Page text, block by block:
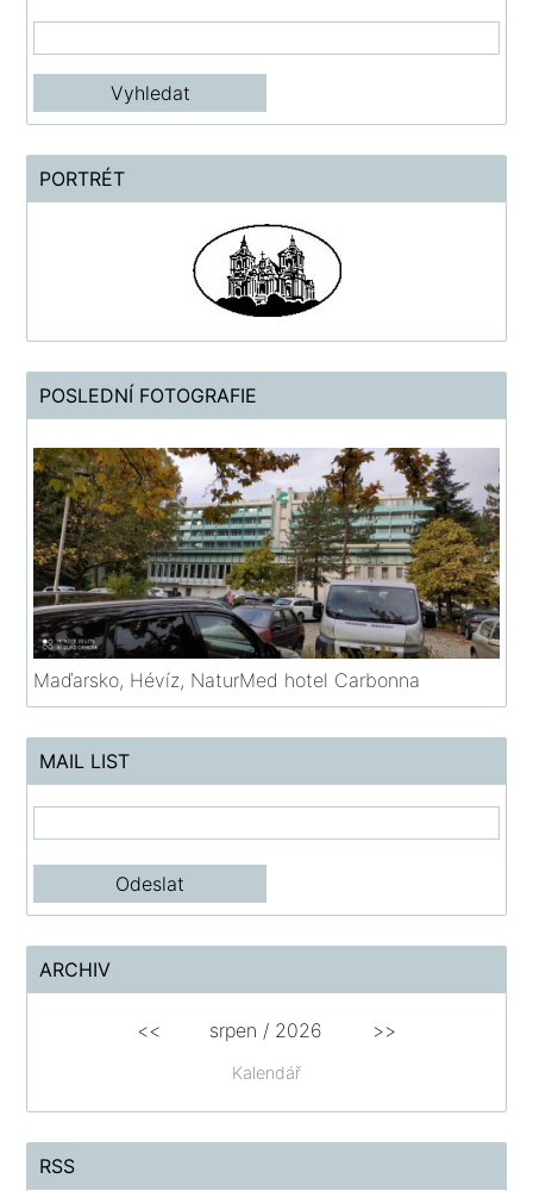
PORTRÉT
POSLEDNÍ FOTOGRAFIE
Maďarsko, Hévíz, NaturMed hotel Carbonna
MAIL LIST
ARCHIV
Kalendář
<< srpen / 2026 >>
RSS